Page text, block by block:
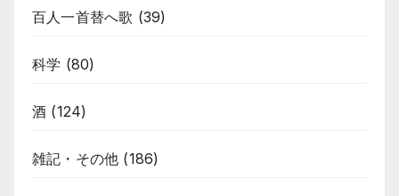
百人一首替へ歌 (39)
科学 (80)
酒 (124)
雑記・その他 (186)